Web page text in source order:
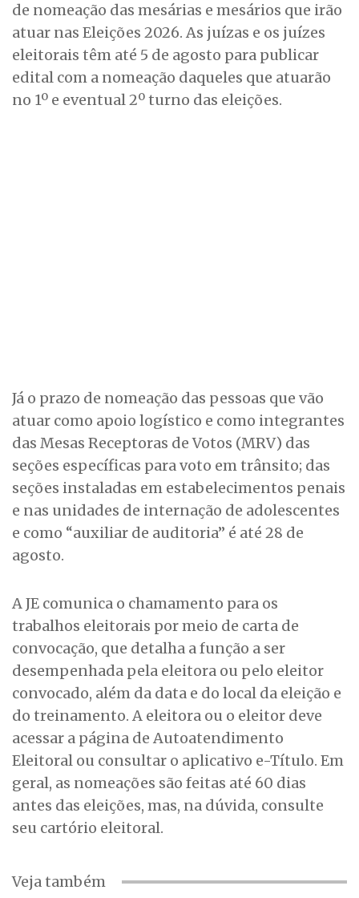
de nomeação das mesárias e mesários que irão
atuar nas Eleições 2026. As juízas e os juízes
eleitorais têm até 5 de agosto para publicar
edital com a nomeação daqueles que atuarão
no 1º e eventual 2º turno das eleições.
Já o prazo de nomeação das pessoas que vão
atuar como apoio logístico e como integrantes
das Mesas Receptoras de Votos (MRV) das
seções específicas para voto em trânsito; das
seções instaladas em estabelecimentos penais
e nas unidades de internação de adolescentes
e como “auxiliar de auditoria” é até 28 de
agosto.
A JE comunica o chamamento para os
trabalhos eleitorais por meio de carta de
convocação, que detalha a função a ser
desempenhada pela eleitora ou pelo eleitor
convocado, além da data e do local da eleição e
do treinamento. A eleitora ou o eleitor deve
acessar a página de Autoatendimento
Eleitoral ou consultar o aplicativo e-Título. Em
geral, as nomeações são feitas até 60 dias
antes das eleições, mas, na dúvida, consulte
seu cartório eleitoral.
Veja também